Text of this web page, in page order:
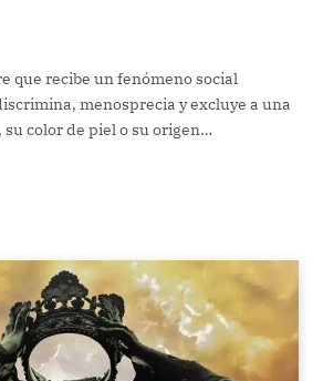
que recibe un fenómeno social
menosprecia y excluye a una
color de piel o su origen…